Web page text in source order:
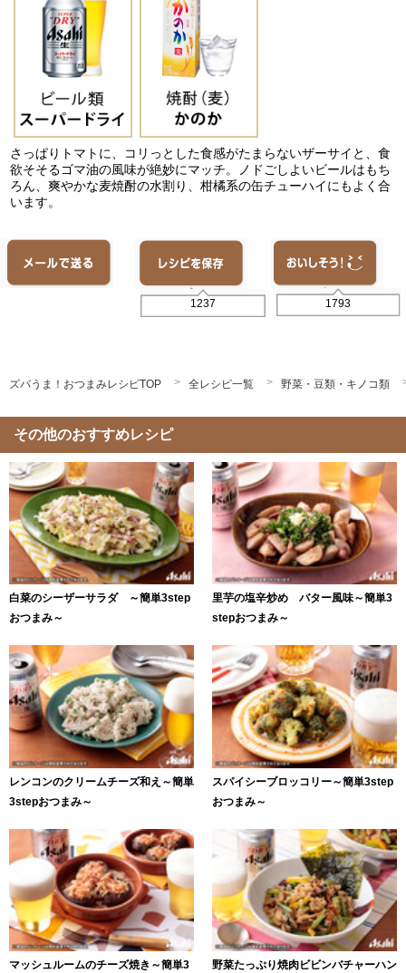
さっぱりトマトに、コリっとした食感がたまらないザーサイと、食
欲そそるゴマ油の風味が絶妙にマッチ。ノドごしよいビールはもち
ろん、爽やかな麦焼酎の水割り、柑橘系の缶チューハイにもよく合
います。
1237 1793
ズバうま！おつまみレシピTOP 全レシピ一覧 野菜・豆類・キノコ類
その他のおすすめレシピ
白菜のシーザーサラダ ～簡単3step
おつまみ～
里芋の塩辛炒め バター風味～簡単3
stepおつまみ～
レンコンのクリームチーズ和え～簡単
3stepおつまみ～
スパイシーブロッコリー～簡単3step
おつまみ～
マッシュルームのチーズ焼き～簡単3
野菜たっぷり焼肉ビビンバチャーハン